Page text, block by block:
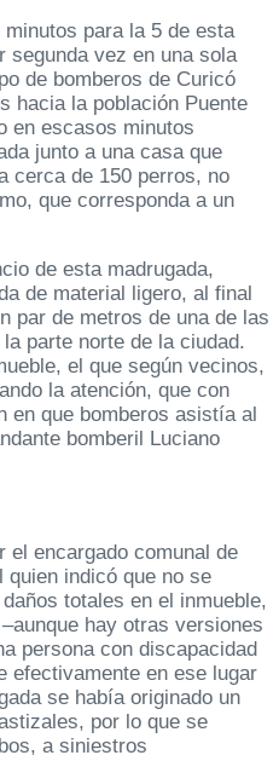
para la 5 de esta
segunda vez en una sola
de bomberos de Curicó
hacia la población Puente
en escasos minutos
junto a una casa que
cerca de 150 perros, no
que corresponda a un
de esta madrugada,
de material ligero, al final
par de metros de una de las
parte norte de la ciudad.
el que según vecinos,
la atención, que con
en que bomberos asistía al
bomberil Luciano
el encargado comunal de
indicó que no se
totales en el inmueble,
hay otras versiones
persona con discapacidad
efectivamente en ese lugar
se había originado un
por lo que se
a siniestros